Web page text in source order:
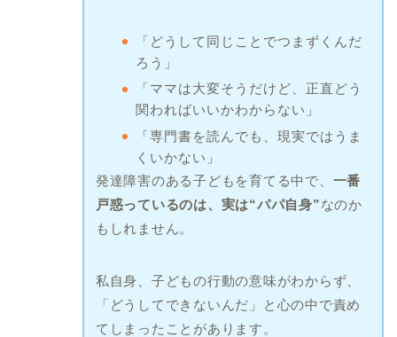
「どうして同じことでつまずくんだ
ろう」
「ママは大変そうだけど、正直どう
関わればいいかわからない」
「専門書を読んでも、現実ではうま
くいかない」
発達障害のある子どもを育てる中で、 一番
戸惑っているのは、実は“パパ自身”なのか
もしれません。
私自身、子どもの行動の意味がわからず、
「どうしてできないんだ」と心の中で責め
てしまったことがあります。